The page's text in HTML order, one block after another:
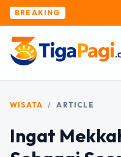
BREAKING
WISATA / ARTICLE
Ingat